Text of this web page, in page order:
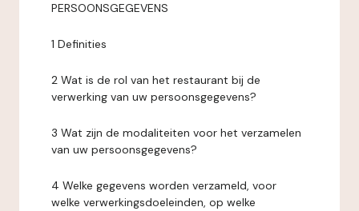
PERSOONSGEGEVENS
1 Definities
2 Wat is de rol van het restaurant bij de
verwerking van uw persoonsgegevens?
3 Wat zijn de modaliteiten voor het verzamelen
van uw persoonsgegevens?
4 Welke gegevens worden verzameld, voor
welke verwerkingsdoeleinden, op welke